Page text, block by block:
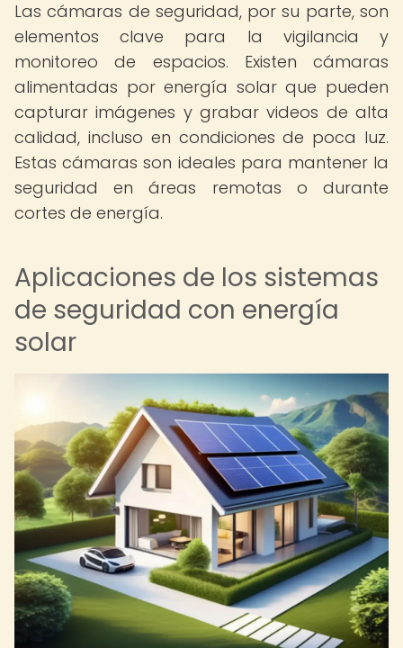
Las cámaras de seguridad, por su parte, son
elementos clave para la vigilancia y
monitoreo de espacios. Existen cámaras
alimentadas por energía solar que pueden
capturar imágenes y grabar videos de alta
calidad, incluso en condiciones de poca luz.
Estas cámaras son ideales para mantener la
seguridad en áreas remotas o durante
cortes de energía.
Aplicaciones de los sistemas
de seguridad con energía
solar